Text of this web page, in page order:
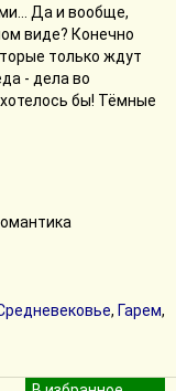
Да и вообще,
виде? Конечно
только ждут
- дела во
бы! Тёмные
, Гарем,